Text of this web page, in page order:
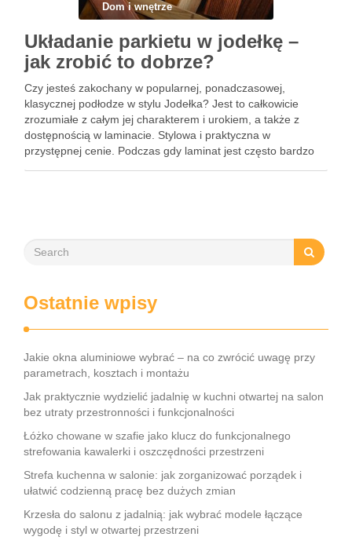
Dom i wnętrze
Układanie parkietu w jodełkę –
jak zrobić to dobrze?
Czy jesteś zakochany w popularnej, ponadczasowej,
klasycznej podłodze w stylu Jodełka? Jest to całkowicie
zrozumiałe z całym jej charakterem i urokiem, a także z
dostępnością w laminacie. Stylowa i praktyczna w
przystępnej cenie. Podczas gdy laminat jest często bardzo
Ostatnie wpisy
Jakie okna aluminiowe wybrać – na co zwrócić uwagę przy
parametrach, kosztach i montażu
Jak praktycznie wydzielić jadalnię w kuchni otwartej na salon
bez utraty przestronności i funkcjonalności
Łóżko chowane w szafie jako klucz do funkcjonalnego
strefowania kawalerki i oszczędności przestrzeni
Strefa kuchenna w salonie: jak zorganizować porządek i
ułatwić codzienną pracę bez dużych zmian
Krzesła do salonu z jadalnią: jak wybrać modele łączące
wygodę i styl w otwartej przestrzeni